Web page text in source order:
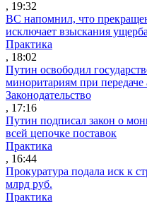
, 19:32
ВС напомнил, что
исключает взыскания ущерба
Практика
, 18:02
Путин освободил
миноритариям при передаче
Законодательство
, 17:16
Путин подписал закон о
всей цепочке поставок
Практика
, 16:44
Прокуратура подала иск к
млрд руб.
Практика